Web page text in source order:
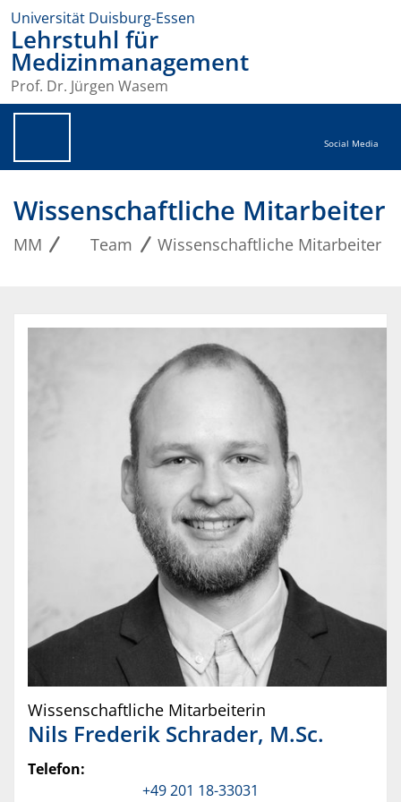
Universität Duisburg-Essen
Lehrstuhl für
Medizinmanagement
Prof. Dr. Jürgen Wasem
Social Media
Wissenschaftliche Mitarbeiter
MM Team Wissenschaftliche Mitarbeiter
Wissenschaftliche Mitarbeiterin
Nils Frederik Schrader, M.Sc.
Telefon:
+49 201 18-33031